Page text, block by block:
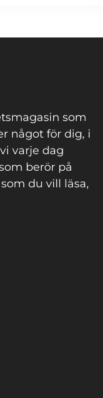
som
något för dig, i
varje dag
berör på
du vill läsa,